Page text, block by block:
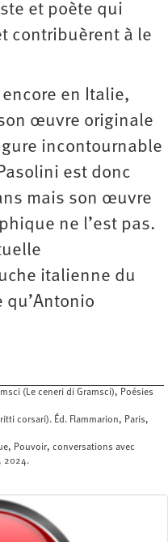
et poète qui
contribuèrent à le
en Italie,
œuvre originale
incontournable
est donc
mais son œuvre
ne l’est pas.
italienne du
qu’Antonio
(Le ceneri di Gramsci), Poésies
corsari). Éd. Flammarion, Paris,
Pouvoir, conversations avec
2024.